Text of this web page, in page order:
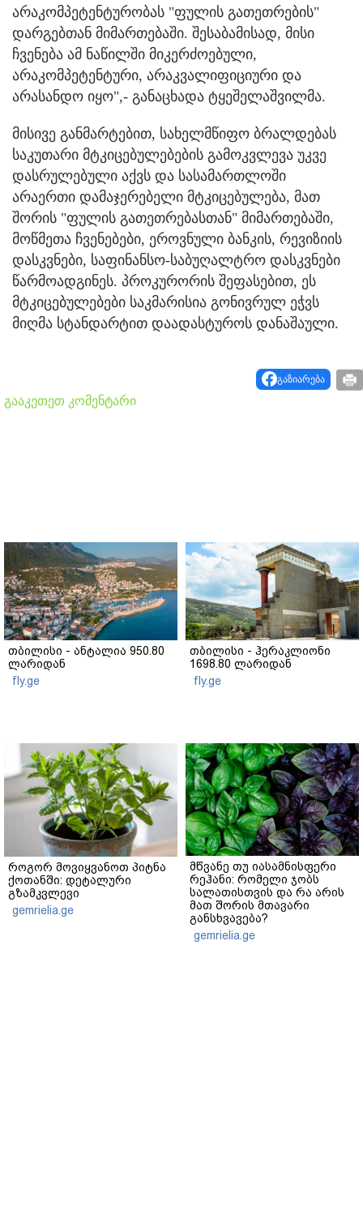
არაკომპეტენტურობას "ფულის გათეთრების"
დარგებთან მიმართებაში. შესაბამისად, მისი
ჩვენება ამ ნაწილში მიკერძოებული,
არაკომპეტენტური, არაკვალიფიციური და
არასანდო იყო",- განაცხადა ტყეშელაშვილმა.
მისივე განმარტებით, სახელმწიფო ბრალდებას
საკუთარი მტკიცებულებების გამოკვლევა უკვე
დასრულებული აქვს და სასამართლოში
არაერთი დამაჯერებელი მტკიცებულება, მათ
შორის "ფულის გათეთრებასთან" მიმართებაში,
მოწმეთა ჩვენებები, ეროვნული ბანკის, რევიზიის
დასკვნები, საფინანსო-საბუღალტრო დასკვნები
წარმოადგინეს. პროკურორის შეფასებით, ეს
მტკიცებულებები საკმარისია გონივრულ ეჭვს
მიღმა სტანდარტით დაადასტუროს დანაშაული.
გაზიარება
გააკეთეთ კომენტარი
თბილისი - ანტალია 950.80
ლარიდან
fly.ge
თბილისი - ჰერაკლიონი
1698.80 ლარიდან
fly.ge
როგორ მოვიყვანოთ პიტნა
ქოთანში: დეტალური
გზამკვლევი
gemrielia.ge
მწვანე თუ იასამნისფერი
რეჰანი: რომელი ჯობს
სალათისთვის და რა არის
მათ შორის მთავარი
განსხვავება?
gemrielia.ge